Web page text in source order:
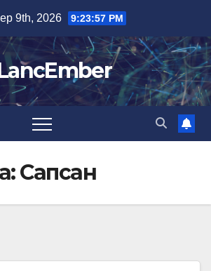
9th, 2026 9:23:57 PM
Сапсан